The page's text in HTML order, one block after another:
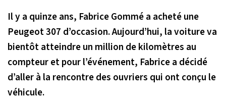
Il y a quinze ans, Fabrice Gommé a acheté une
Peugeot 307 d’occasion. Aujourd’hui, la voiture va
bientôt atteindre un million de kilomètres au
compteur et pour l’événement, Fabrice a décidé
d’aller à la rencontre des ouvriers qui ont conçu le
véhicule.